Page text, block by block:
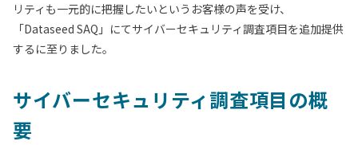
リティも一元的に把握したいというお客様の声を受け、
「Dataseed SAQ」にてサイバーセキュリティ調査項目を追加提供
するに至りました。
サイバーセキュリティ調査項目の概
要